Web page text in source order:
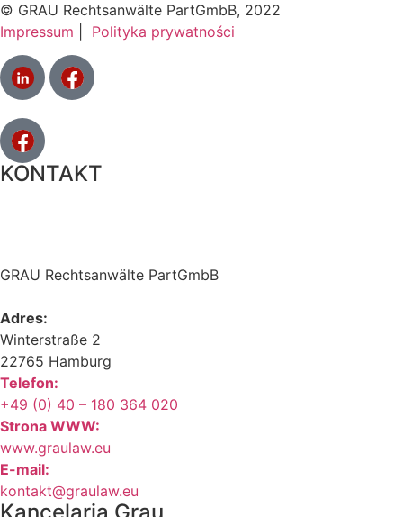
© GRAU Rechtsanwälte PartGmbB, 2022
Impressum
Polityka prywatności
KONTAKT
GRAU Rechtsanwälte PartGmbB
Adres:
Winterstraße 2
22765 Hamburg
Telefon:
+49 (0) 40 – 180 364 020
Strona WWW:
www.graulaw.eu
E-mail:
kontakt@graulaw.eu